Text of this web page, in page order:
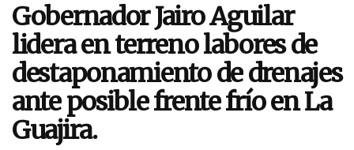
Gobernador Jairo Aguilar
lidera en terreno labores de
destaponamiento de drenajes
ante posible frente frío en La
Guajira.